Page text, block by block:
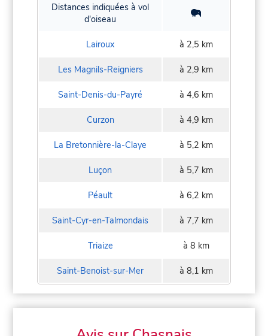
Distances indiquées à vol
d'oiseau
Lairoux à 2,5 km
Les Magnils-Reigniers à 2,9 km
Saint-Denis-du-Payré à 4,6 km
Curzon à 4,9 km
La Bretonnière-la-Claye à 5,2 km
Luçon à 5,7 km
Péault à 6,2 km
Saint-Cyr-en-Talmondais à 7,7 km
Triaize à 8 km
Saint-Benoist-sur-Mer à 8,1 km